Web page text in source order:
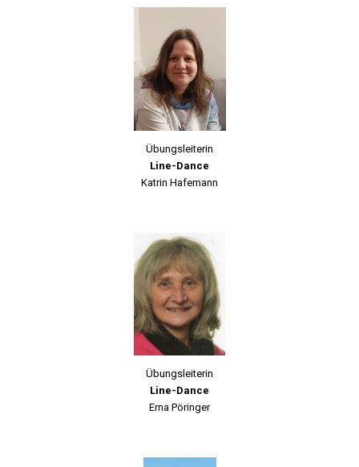
Übungsleiterin
Line-Dance
Katrin Hafemann
Übungsleiterin
Line-Dance
Erna Pöringer